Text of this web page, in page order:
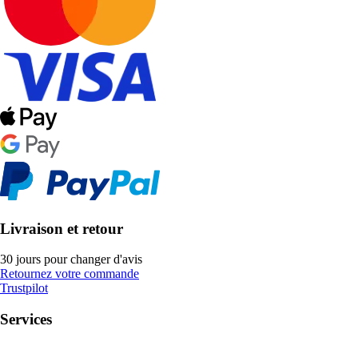
Livraison et retour
30 jours pour changer d'avis
Retournez votre commande
Trustpilot
Services